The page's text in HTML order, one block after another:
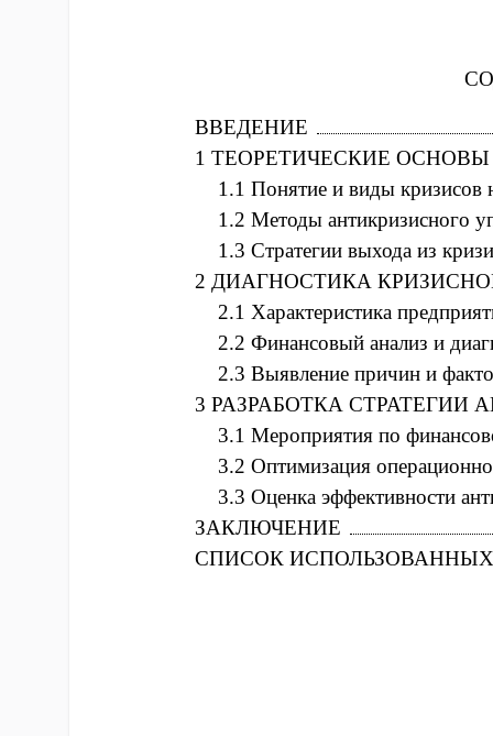
ВВЕДЕНИЕ
1 ТЕОРЕТИЧЕСКИЕ
1.1 Понятие и виды кризисов
1.2 Методы антикризисного
1.3 Стратегии выхода из
2 ДИАГНОСТИКА
2.1 Характеристика
2.2 Финансовый анализ и
2.3 Выявление причин и
3 РАЗРАБОТКА СТРАТЕГИИ
3.1 Мероприятия по
3.2 Оптимизация
3.3 Оценка эффективности
ЗАКЛЮЧЕНИЕ
СПИСОК